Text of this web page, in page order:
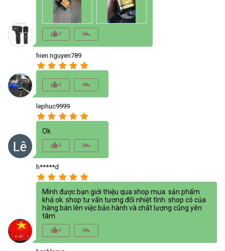
thumb_up_alt0 reply_all
hien.nguyen789
star star star star star
thumb_up_alt0 reply_all
lephuc9999
star star star star star
Ok
thumb_up_alt0 reply_all
h*****d
star star star star star
Mình được bạn giới thiệu qua shop mua. sản phẩm
khá ok. shop tư vấn tương đối nhiệt tình. shop có của
hàng bán lên việc bảo hành và chất lượng cũng yên
tâm
thumb_up_alt0 reply_all